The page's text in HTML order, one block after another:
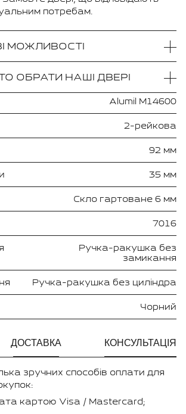
потребам.
МОЖЛИВОСТІ
ОБРАТИ НАШІ ДВЕРІ
Alumil M14600
2-рейкова
92 мм
35 мм
Скло гартоване 6 мм
7016
Ручка-ракушка без
замикання
Ручка-ракушка без циліндра
Чорний
ДОСТАВКА КОНСУЛЬТАЦІЯ
зручних способів оплати для
картою Visa / Mastercard;